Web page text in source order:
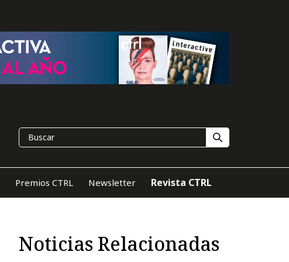
Premios CTRL Newsletter Revista CTRL
Noticias Relacionadas